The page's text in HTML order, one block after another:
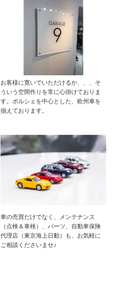
お客様に寛いでいただけるか、、、そ
ういう空間作りを常に心掛けておりま
す。ポルシェを中心とした、欧州車を
揃えております。
車の売買だけでなく、メンテナンス
（点検＆車検）、パーツ、自動車保険
代理店（東京海上日動）も、お気軽に
ご相談くださいませ♪